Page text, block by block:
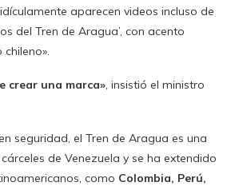
aparecen videos incluso de
del Tren de Aragua’, con acento
crear una marca», insistió el ministro
seguridad, el Tren de Aragua es una
de Venezuela y se ha extendido
como Colombia, Perú,